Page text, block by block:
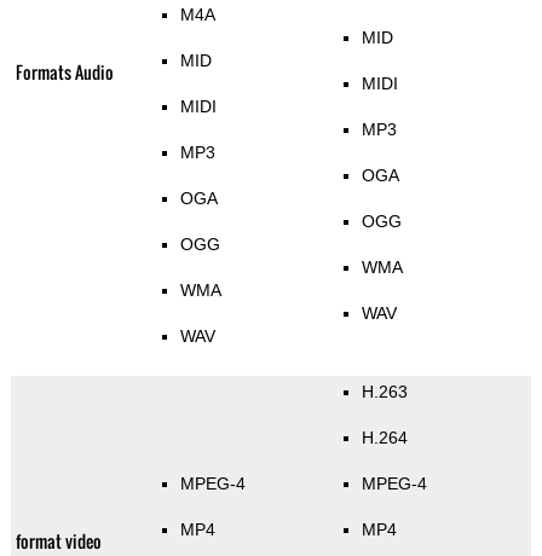
Formats Audio
M4A
MID
MIDI
MP3
OGA
OGG
WMA
WAV
MID
MIDI
MP3
OGA
OGG
WMA
WAV
format video
MPEG-4
MP4
H.263
H.264
MPEG-4
MP4